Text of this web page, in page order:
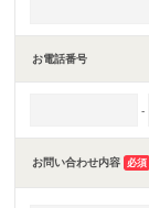
お電話番号
-
お問い合わせ内容 必須